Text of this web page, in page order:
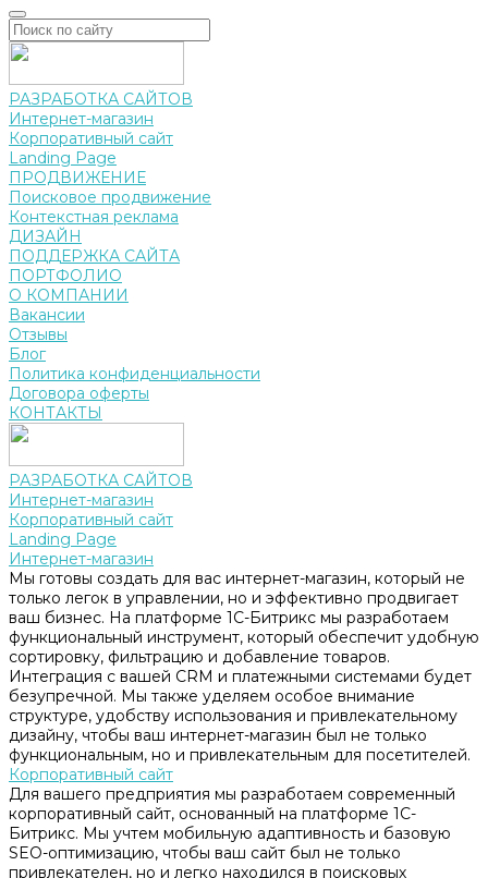
РАЗРАБОТКА САЙТОВ
Интернет-магазин
Корпоративный сайт
Landing Page
ПРОДВИЖЕНИЕ
Поисковое продвижение
Контекстная реклама
ДИЗАЙН
ПОДДЕРЖКА САЙТА
ПОРТФОЛИО
О КОМПАНИИ
Вакансии
Отзывы
Блог
Политика конфиденциальности
Договора оферты
КОНТАКТЫ
РАЗРАБОТКА САЙТОВ
Интернет-магазин
Корпоративный сайт
Landing Page
Интернет-магазин
Мы готовы создать для вас интернет-магазин, который не
только легок в управлении, но и эффективно продвигает
ваш бизнес. На платформе 1С-Битрикс мы разработаем
функциональный инструмент, который обеспечит удобную
сортировку, фильтрацию и добавление товаров.
Интеграция с вашей CRM и платежными системами будет
безупречной. Мы также уделяем особое внимание
структуре, удобству использования и привлекательному
дизайну, чтобы ваш интернет-магазин был не только
функциональным, но и привлекательным для посетителей.
Корпоративный сайт
Для вашего предприятия мы разработаем современный
корпоративный сайт, основанный на платформе 1С-
Битрикс. Мы учтем мобильную адаптивность и базовую
SEO-оптимизацию, чтобы ваш сайт был не только
привлекателен, но и легко находился в поисковых